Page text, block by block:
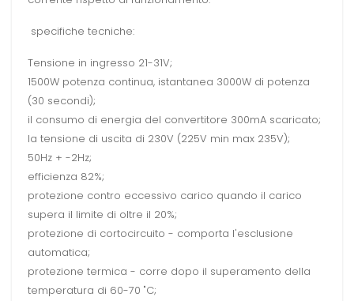
specifiche tecniche:
Tensione in ingresso 21-31V;
1500W potenza continua, istantanea 3000W di potenza
(30 secondi);
il consumo di energia del convertitore 300mA scaricato;
la tensione di uscita di 230V (225V min max 235V);
50Hz + -2Hz;
efficienza 82%;
protezione contro eccessivo carico quando il carico
supera il limite di oltre il 20%;
protezione di cortocircuito - comporta l'esclusione
automatica;
protezione termica - corre dopo il superamento della
temperatura di 60-70 "C;